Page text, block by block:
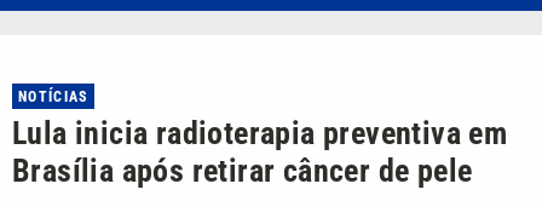
NOTÍCIAS
Lula inicia radioterapia preventiva em
Brasília após retirar câncer de pele